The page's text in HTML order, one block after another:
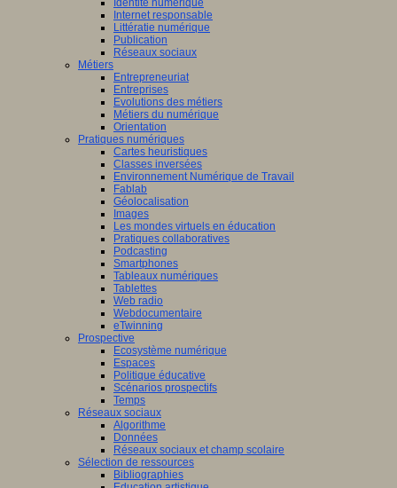
Identité numérique
Internet responsable
Littératie numérique
Publication
Réseaux sociaux
Métiers
Entrepreneuriat
Entreprises
Evolutions des métiers
Métiers du numérique
Orientation
Pratiques numériques
Cartes heuristiques
Classes inversées
Environnement Numérique de Travail
Fablab
Géolocalisation
Images
Les mondes virtuels en éducation
Pratiques collaboratives
Podcasting
Smartphones
Tableaux numériques
Tablettes
Web radio
Webdocumentaire
eTwinning
Prospective
Ecosystème numérique
Espaces
Politique éducative
Scénarios prospectifs
Temps
Réseaux sociaux
Algorithme
Données
Réseaux sociaux et champ scolaire
Sélection de ressources
Bibliographies